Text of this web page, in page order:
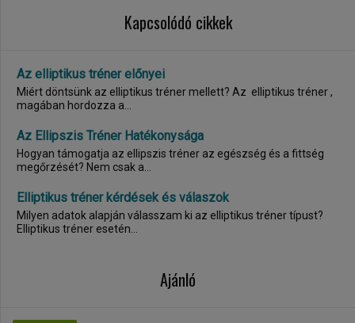
Kapcsolódó cikkek
Az elliptikus tréner előnyei
Miért döntsünk az elliptikus tréner mellett? Az elliptikus tréner ,
magában hordozza a...
Az Ellipszis Tréner Hatékonysága
Hogyan támogatja az ellipszis tréner az egészség és a fittség
megőrzését? Nem csak a...
Elliptikus tréner kérdések és válaszok
Milyen adatok alapján válasszam ki az elliptikus tréner típust?
Elliptikus tréner esetén...
Ajánló